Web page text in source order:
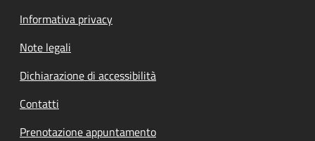
Informativa privacy
Note legali
Dichiarazione di accessibilità
Contatti
Prenotazione appuntamento